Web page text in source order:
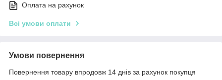
Оплата на рахунок
Всі умови оплати
Умови повернення
Повернення товару впродовж 14 днів за рахунок покупця